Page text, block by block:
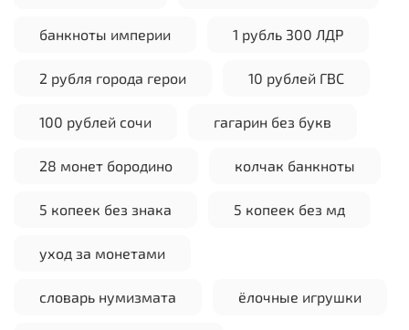
банкноты империи 1 рубль 300 ЛДР
2 рубля города герои 10 рублей ГВС
100 рублей сочи гагарин без букв
28 монет бородино колчак банкноты
5 копеек без знака 5 копеек без мд
уход за монетами
словарь нумизмата ёлочные игрушки